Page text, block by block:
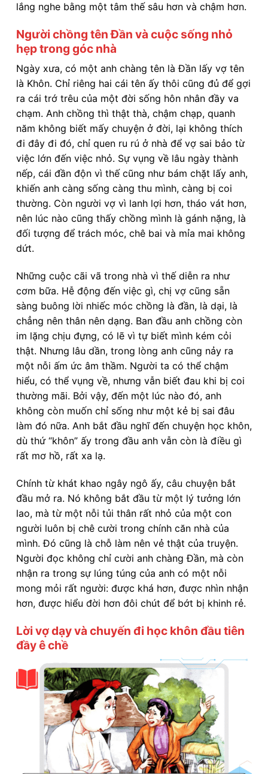
lắng nghe bằng một tâm thế sâu hơn và chậm hơn.
Người chồng tên Đần và cuộc sống nhỏ
hẹp trong góc nhà
Ngày xưa, có một anh chàng tên là Đần lấy vợ tên
là Khôn. Chỉ riêng hai cái tên ấy thôi cũng đủ để gợi
ra cái trớ trêu của một đời sống hôn nhân đầy va
chạm. Anh chồng thì thật thà, chậm chạp, quanh
năm không biết mấy chuyện ở đời, lại không thích
đi đây đi đó, chỉ quen ru rú ở nhà để vợ sai bảo từ
việc lớn đến việc nhỏ. Sự vụng về lâu ngày thành
nếp, cái đần độn vì thế cũng như bám chặt lấy anh,
khiến anh càng sống càng thu mình, càng bị coi
thường. Còn người vợ vì lanh lợi hơn, tháo vát hơn,
nên lúc nào cũng thấy chồng mình là gánh nặng, là
đối tượng để trách móc, chê bai và mỉa mai không
dứt.
Những cuộc cãi vã trong nhà vì thế diễn ra như
cơm bữa. Hễ động đến việc gì, chị vợ cũng sẵn
sàng buông lời nhiếc móc chồng là đần, là dại, là
chẳng nên thân nên dạng. Ban đầu anh chồng còn
im lặng chịu đựng, có lẽ vì tự biết mình kém cỏi
thật. Nhưng lâu dần, trong lòng anh cũng nảy ra
một nỗi ấm ức âm thầm. Người ta có thể chậm
hiểu, có thể vụng về, nhưng vẫn biết đau khi bị coi
thường mãi. Bởi vậy, đến một lúc nào đó, anh
không còn muốn chỉ sống như một kẻ bị sai đâu
làm đó nữa. Anh bắt đầu nghĩ đến chuyện học khôn,
dù thứ “khôn” ấy trong đầu anh vẫn còn là điều gì
rất mơ hồ, rất xa lạ.
Chính từ khát khao ngây ngô ấy, câu chuyện bắt
đầu mở ra. Nó không bắt đầu từ một lý tưởng lớn
lao, mà từ một nỗi tủi thân rất nhỏ của một con
người luôn bị chê cười trong chính căn nhà của
mình. Đó cũng là chỗ làm nên vẻ thật của truyện.
Người đọc không chỉ cười anh chàng Đần, mà còn
nhận ra trong sự lúng túng của anh có một nỗi
mong mỏi rất người: được khá hơn, được nhìn nhận
hơn, được hiểu đời hơn đôi chút để bớt bị khinh rẻ.
Lời vợ dạy và chuyến đi học khôn đầu tiên
đầy ê chề